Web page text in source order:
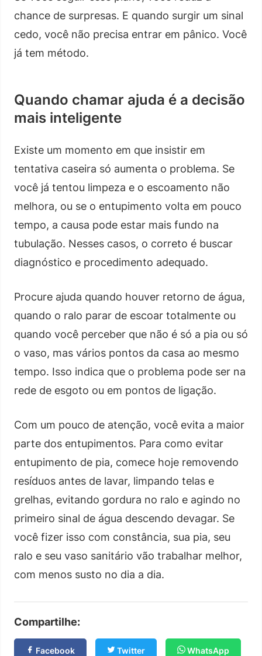
chance de surpresas. E quando surgir um sinal
cedo, você não precisa entrar em pânico. Você
já tem método.
Quando chamar ajuda é a decisão
mais inteligente
Existe um momento em que insistir em
tentativa caseira só aumenta o problema. Se
você já tentou limpeza e o escoamento não
melhora, ou se o entupimento volta em pouco
tempo, a causa pode estar mais fundo na
tubulação. Nesses casos, o correto é buscar
diagnóstico e procedimento adequado.
Procure ajuda quando houver retorno de água,
quando o ralo parar de escoar totalmente ou
quando você perceber que não é só a pia ou só
o vaso, mas vários pontos da casa ao mesmo
tempo. Isso indica que o problema pode ser na
rede de esgoto ou em pontos de ligação.
Com um pouco de atenção, você evita a maior
parte dos entupimentos. Para como evitar
entupimento de pia, comece hoje removendo
resíduos antes de lavar, limpando telas e
grelhas, evitando gordura no ralo e agindo no
primeiro sinal de água descendo devagar. Se
você fizer isso com constância, sua pia, seu
ralo e seu vaso sanitário vão trabalhar melhor,
com menos susto no dia a dia.
Compartilhe:
Facebook Twitter WhatsApp